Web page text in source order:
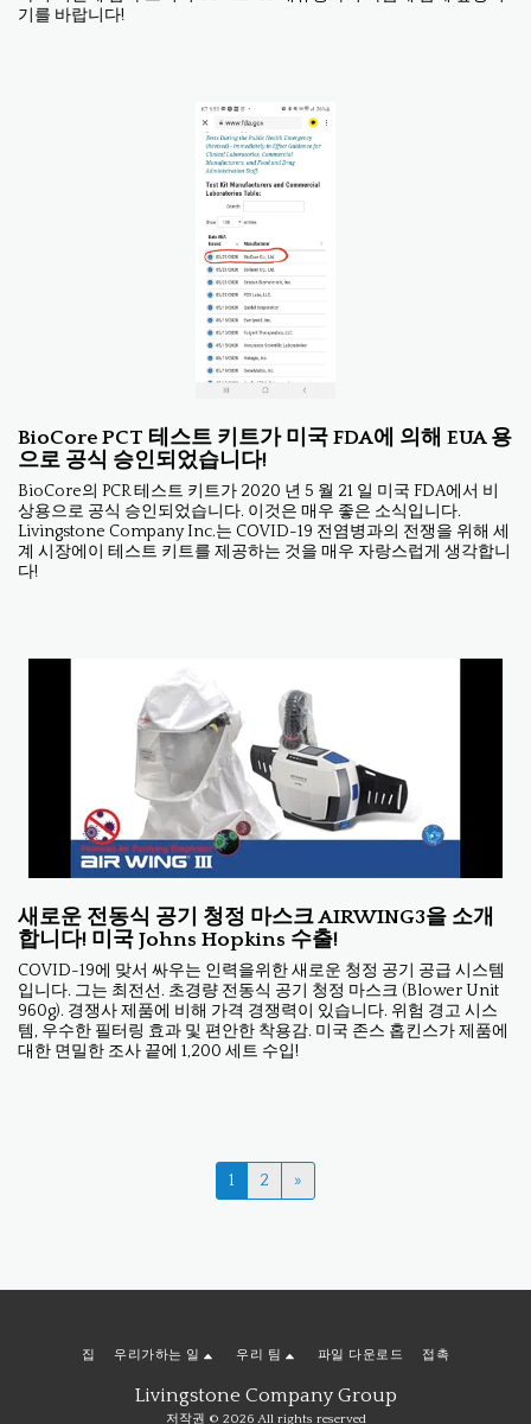
기를 바랍니다!
BioCore PCT 테스트 키트가 미국 FDA에 의해 EUA 용
으로 공식 승인되었습니다!
BioCore의 PCR 테스트 키트가 2020 년 5 월 21 일 미국 FDA에서 비
상용으로 공식 승인되었습니다. 이것은 매우 좋은 소식입니다.
Livingstone Company Inc.는 COVID-19 전염병과의 전쟁을 위해 세
계 시장에이 테스트 키트를 제공하는 것을 매우 자랑스럽게 생각합니
다!
새로운 전동식 공기 청정 마스크 AIRWING3을 소개
합니다! 미국 Johns Hopkins 수출!
COVID-19에 맞서 싸우는 인력을위한 새로운 청정 공기 공급 시스템
입니다. 그는 최전선. 초경량 전동식 공기 청정 마스크 (Blower Unit
960g). 경쟁사 제품에 비해 가격 경쟁력이 있습니다. 위험 경고 시스
템, 우수한 필터링 효과 및 편안한 착용감. 미국 존스 홉킨스가 제품에
대한 면밀한 조사 끝에 1,200 세트 수입!
1 2 »
Livingstone Company Group
저작권 © 2026 All rights reserved
집 우리가하는 일 우리 팀 파일 다운로드 접촉